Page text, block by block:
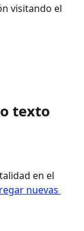
visitando el
texto
en el
nuevas